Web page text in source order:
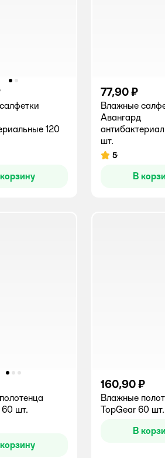
120
77,90 ₽
Влажные
Авангард
шт.
Рейтинг:
5
В
шт.
160,90 ₽
Влажные
TopGear 60 шт.
В